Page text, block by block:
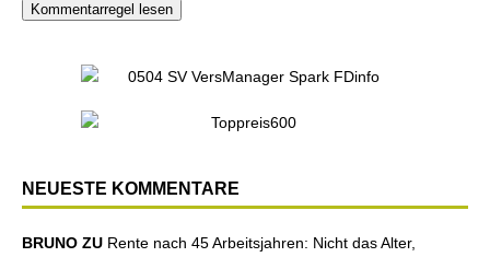
Kommentarregel lesen
NEUESTE KOMMENTARE
BRUNO ZU Rente nach 45 Arbeitsjahren: Nicht das Alter,